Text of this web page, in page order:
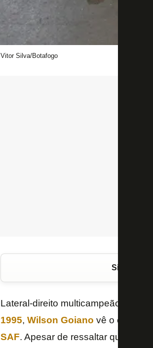
Vitor Silva/Botafogo
Siga o
Lateral-direito multicampeão pelo
1995, Wilson Goiano vê o clube
SAF. Apesar de ressaltar que o